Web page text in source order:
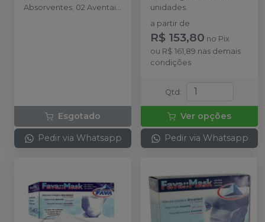
Absorventes; 02 Aventais
Esgotado
Pedir via Whatsapp
unidades.
a partir de:
R$ 153,80 no Pix
ou R$ 161,89 nas demais
condições
Qtd:
Ver opções
Pedir via Whatsapp